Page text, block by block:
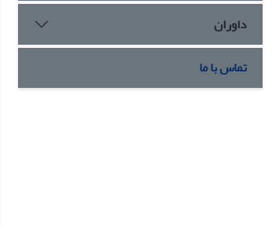
داوران
تماس با ما